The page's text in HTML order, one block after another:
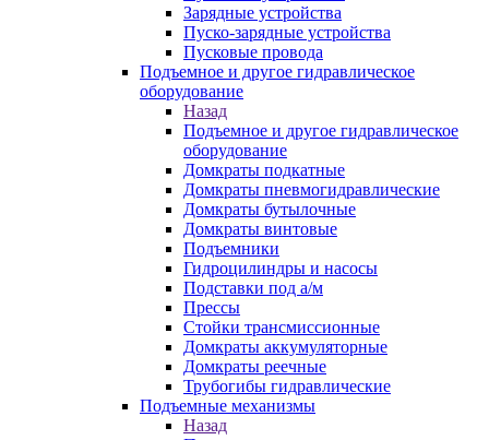
Зарядные устройства
Пуско-зарядные устройства
Пусковые провода
Подъемное и другое гидравлическое
оборудование
Назад
Подъемное и другое гидравлическое
оборудование
Домкраты подкатные
Домкраты пневмогидравлические
Домкраты бутылочные
Домкраты винтовые
Подъемники
Гидроцилиндры и насосы
Подставки под а/м
Прессы
Стойки трансмиссионные
Домкраты аккумуляторные
Домкраты реечные
Трубогибы гидравлические
Подъемные механизмы
Назад